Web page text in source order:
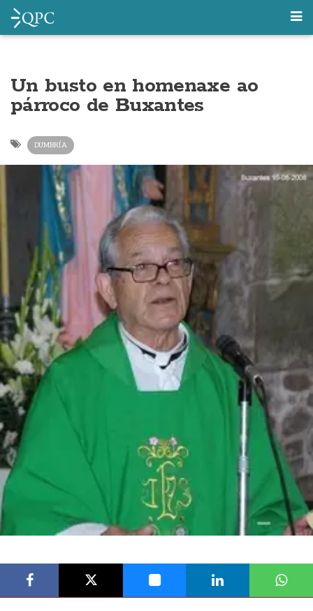
Un busto en homenaxe ao
párroco de Buxantes
DUMBRÍA